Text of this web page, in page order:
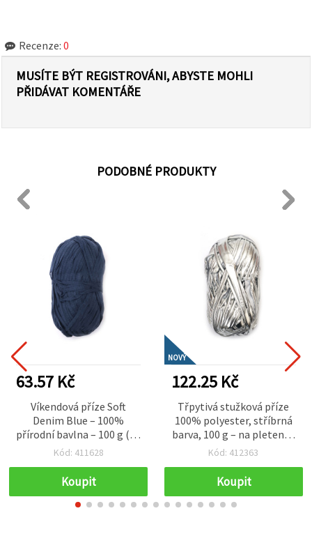
Recenze: 0
MUSÍTE BÝT REGISTROVÁNI, ABYSTE MOHLI
PŘIDÁVAT KOMENTÁŘE
PODOBNÉ PRODUKTY
63.57 Kč
Víkendová příze Soft
Denim Blue – 100%
přírodní bavlna – 100 g (90
m) – ideální na lehké
tvoření
Kód: 411628
Koupit
NOVÝ
122.25 Kč
Třpytivá stužková příze
100% polyester, stříbrná
barva, 100 g – na pletení a
kreativní tvoření (hand
Kód: 412363
Koupit